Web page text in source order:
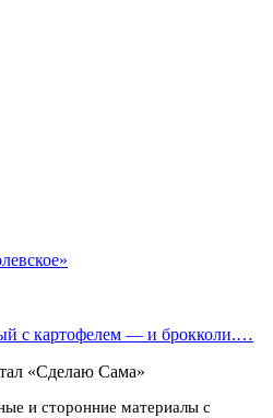
с картофелем — и брокколи.…
«Сделаю Сама»
и сторонние материалы с